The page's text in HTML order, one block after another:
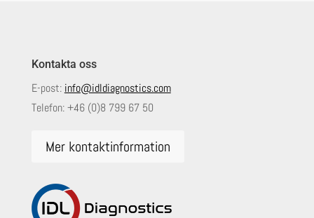
Kontakta oss
E-post: info@idldiagnostics.com
Telefon:+46 (0)8 799 67 50
Mer kontaktinformation